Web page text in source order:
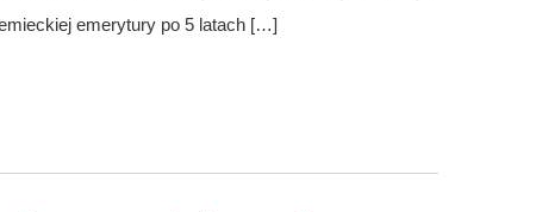
emerytury po 5 latach […]